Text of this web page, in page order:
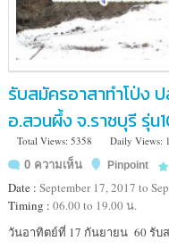
รับสมัครอาสาทำโป่ง
อ.สวนผึ้ง จ.ราชบุรี รุ่
Total Views: 5358
Daily Views: 1
0 ความเห็น
Pinpoint
Date : September 17, 2017 to
Timing : 06.00 to 19.00 น.
Location
วันอาทิตย์ที่ 17 กันยายน 60 รับ